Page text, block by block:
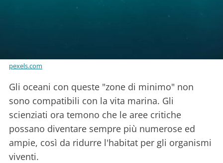
pexels.com
Gli oceani con queste "zone di minimo" non
sono compatibili con la vita marina. Gli
scienziati ora temono che le aree critiche
possano diventare sempre più numerose ed
ampie, così da ridurre l'habitat per gli organismi
viventi.